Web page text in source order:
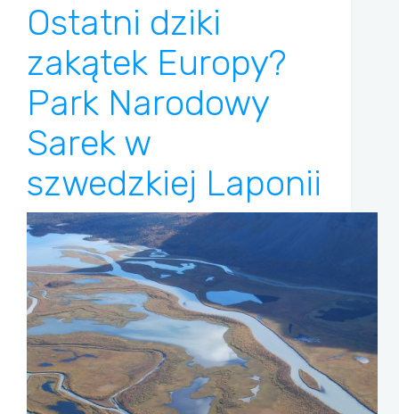
Ostatni dziki
zakątek Europy?
Park Narodowy
Sarek w
szwedzkiej Laponii